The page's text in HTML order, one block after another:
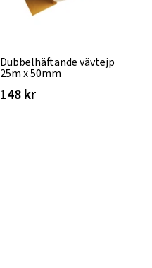
Dubbelhäftande vävtejp
25m x 50mm
148 kr